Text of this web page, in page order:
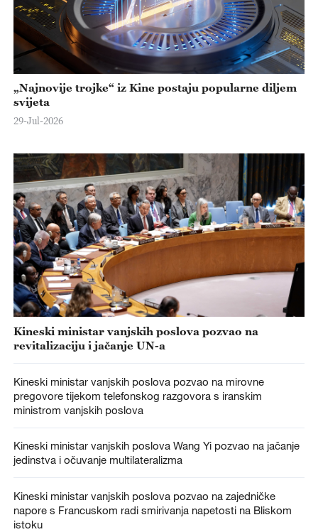
„Najnovije trojke“ iz Kine postaju popularne diljem
svijeta
29-Jul-2026
Kineski ministar vanjskih poslova pozvao na
revitalizaciju i jačanje UN-a
Kineski ministar vanjskih poslova pozvao na mirovne
pregovore tijekom telefonskog razgovora s iranskim
ministrom vanjskih poslova
Kineski ministar vanjskih poslova Wang Yi pozvao na jačanje
jedinstva i očuvanje multilateralizma
Kineski ministar vanjskih poslova pozvao na zajedničke
napore s Francuskom radi smirivanja napetosti na Bliskom
istoku